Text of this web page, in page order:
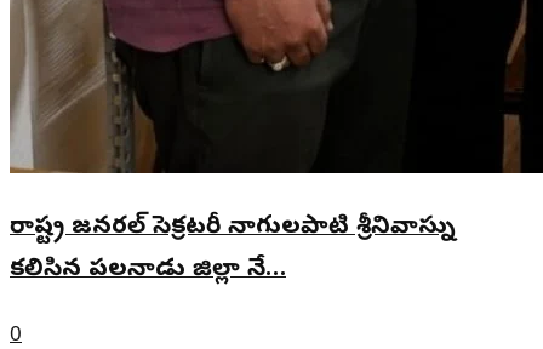
రాష్ట్ర జనరల్ సెక్రటరీ నాగులపాటి శ్రీనివాస్ను
కలిసిన పలనాడు జిల్లా నే…
0